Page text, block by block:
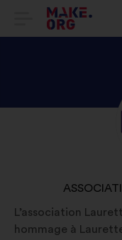
ИМЕ
НА
L’association
hommage à